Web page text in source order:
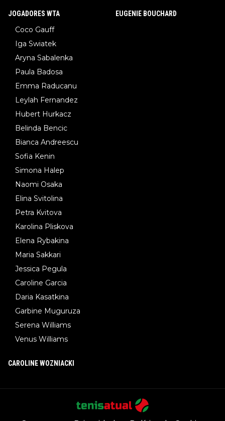
JOGADORES WTA
Coco Gauff
Iga Swiatek
Aryna Sabalenka
Paula Badosa
Emma Raducanu
Leylah Fernandez
Hubert Hurkacz
Belinda Bencic
Bianca Andreescu
Sofia Kenin
Simona Halep
Naomi Osaka
Elina Svitolina
Petra Kvitova
Karolina Pliskova
Elena Rybakina
Maria Sakkari
Jessica Pegula
Caroline Garcia
Daria Kasatkina
Garbine Muguruza
Serena Williams
Venus Williams
EUGENIE BOUCHARD
CAROLINE WOZNIACKI